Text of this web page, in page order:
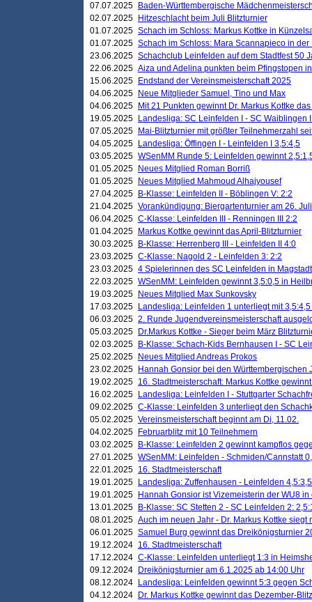
07.07.2025
Baden-Württembergische
02.07.2025
Hitzeschlacht beim Juli Blitzturnier
01.07.2025 Schach im Schloss: Markus Kottke in
01.07.2025 Schach im Schloss: Mara Scannapieco in der
23.06.2025 Schachclub Leinfelden auf dem Stadtfest 50
22.06.2025 Aiza und Adelina punkten beim Pfingstopen
15.06.2025
Endstand der Vereinsmeisterschaft 2025
04.06.2025
Neue Mitglieder Samuel, Tino und Max
04.06.2025
Mit 21 Punkten gewinnt Dr. Markus Kottke
19.05.2025
Landesliga: SC Leinfelden I - SC Waiblingen
07.05.2025
Mai-Blitzturnier mit größter Teilnehmerzahl
04.05.2025
Landesliga: Öffingen I - Leinfelden I 3,5:4,5
03.05.2025 WSenMM Runde 5: Leinfelden gewinnt
01.05.2025
Neues Mitglied Roman Borriß
01.05.2025
Neues Mitglied Mahmoud Alhajyousef
27.04.2025
B-Klasse: Leinfelden II - Böblingen V: 2:2
21.04.2025 Vorankündigung: Biergartenturnier am 26. Juli
06.04.2025 C-Klasse: Leinfelden III - Renningen III 2:2
01.04.2025
Markus Kottke gewinnt das April-Blitzturnier
30.03.2025
B-Klasse: Herrenberg III - Leinfelden II 4:0
23.03.2025 C-Klasse: Nagold 2 - Leinfelden 3: 2:2
23.03.2025 4 Spielerinnen des SC Leinfelden in Magstadt
22.03.2025 WSenMM: Leinfelden gewinnt 3,5:0,5 in
19.03.2025
Neues Mitglied Max Sunkovsky
17.03.2025
Landesliga: Leinfelden 1 unterliegt mit
06.03.2025 2. Runde Jugendvereinsmeisterschaft
05.03.2025
Dr.Markus Kottke - Sieger beim März
02.03.2025
B-Klasse: Schach-Kids Bernhausen I - SC
25.02.2025
Neues Mitglied Andreas Prokos
23.02.2025
Hannah Gonsior bei den Württembergischen
19.02.2025 16. Stadtmeisterschaft: Markus Kottke
16.02.2025
Landesliga: Leinfelden I - Stuttgarter
09.02.2025 C-Klasse: Leinfelden 3 unterliegt den
05.02.2025 Vereinsmeisterschaft beginnt am Di, 11.02.
04.02.2025
Februarblitz mit 10 Teilnehmern
03.02.2025
B-Klasse: Leinfelden 2 gewinnt kampflos
27.01.2025 WSenMM: Leinfelden - Schmiden/Cannstatt
22.01.2025 16. Stadtmeisterschaft
19.01.2025
Landesliga: Zuffenhausen - Leinfelden 4,5:3,5
19.01.2025
Hannah Gonsior ist Vizemeisterin der WU8 in
13.01.2025
B-Klasse: SC Stetten 2 - SC Leinfelden 2:
08.01.2025 Auch im neuen Jahr - Dr. Markus Kottke
06.01.2025 Samuel Burg gewinnt das Dreikönigsturnier
19.12.2024 16. Stadtmeisterschaft
17.12.2024 C-Klasse: Leinfelden unterliegt 1:3 in
09.12.2024
Dreikönigsturnier am 6.1.2025 ab 14:00 Uhr
08.12.2024
Landesliga: Leinfelden gewinnt 5:3 gegen
04.12.2024
Dr. Markus Kottke gewinnt das Dezember-